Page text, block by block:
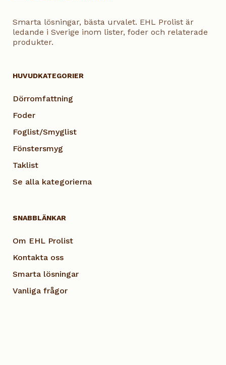
Smarta lösningar, bästa urvalet. EHL Prolist är
ledande i Sverige inom lister, foder och relaterade
produkter.
HUVUDKATEGORIER
Dörromfattning
Foder
Foglist/Smyglist
Fönstersmyg
Taklist
Se alla kategorierna
SNABBLÄNKAR
Om EHL Prolist
Kontakta oss
Smarta lösningar
Vanliga frågor